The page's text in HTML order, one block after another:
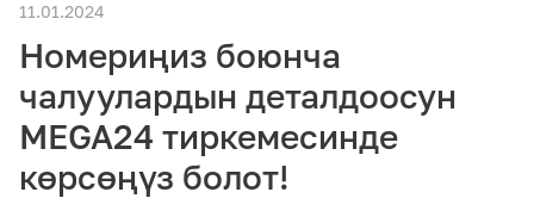
Жеке кардарларга
Ишкердик үчүн
Байланыш
Тарифтер Акциялар Роуминг
11.01.2024
Номериңиз боюнча
чалуулардын деталдоосун
MEGA24 тиркемесинде
көрсөңүз болот!